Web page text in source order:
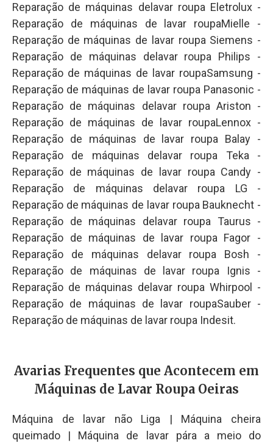
Reparação de máquinas delavar roupa Eletrolux -
Reparação de máquinas de lavar roupaMielle -
Reparação de máquinas de lavar roupa Siemens -
Reparação de máquinas delavar roupa Philips -
Reparação de máquinas de lavar roupaSamsung -
Reparação de máquinas de lavar roupa Panasonic -
Reparação de máquinas delavar roupa Ariston -
Reparação de máquinas de lavar roupaLennox -
Reparação de máquinas de lavar roupa Balay -
Reparação de máquinas delavar roupa Teka -
Reparação de máquinas de lavar roupa Candy -
Reparação de máquinas delavar roupa LG -
Reparação de máquinas de lavar roupa Bauknecht -
Reparação de máquinas delavar roupa Taurus -
Reparação de máquinas de lavar roupa Fagor -
Reparação de máquinas delavar roupa Bosh -
Reparação de máquinas de lavar roupa Ignis -
Reparação de máquinas delavar roupa Whirpool -
Reparação de máquinas de lavar roupaSauber -
Reparação de máquinas de lavar roupa Indesit.
Avarias Frequentes que Acontecem em
Máquinas de Lavar Roupa Oeiras
Máquina de lavar não Liga | Máquina cheira
queimado | Máquina de lavar pára a meio do